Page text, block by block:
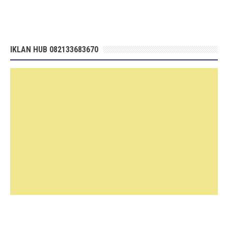
IKLAN HUB 082133683670